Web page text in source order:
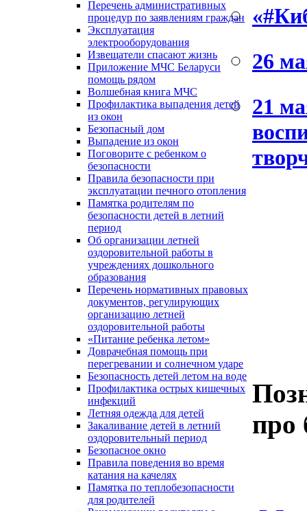
Перечень административных
процедур по заявлениям граждан
Эксплуатация
электрооборудования
Извещатели спасают жизнь
Приложение МЧС Беларуси
помощь рядом
Волшебная книга МЧС
Профилактика выпадения детей
из окон
Безопасный дом
Выпадение из окон
Поговорите с ребенком о
безопасности
Правила безопасности при
эксплуатации печного отопления
Памятка родителям по
безопасности детей в летний
период
Об организации летней
оздоровительной работы в
учреждениях дошкольного
образования
Перечень нормативных правовых
документов, регулирующих
организацию летней
оздоровительной работы
«Питание ребенка летом»
Доврачебная помощь при
перегревании и солнечном ударе
Безопасность детей летом на воде
Профилактика острых кишечных
инфекций
Летняя одежда для детей
Закаливание детей в летний
оздоровительный период
Безопасное окно
Правила поведения во время
катания на качелях
Памятка по теплобезопасности
для родителей
26
21
про